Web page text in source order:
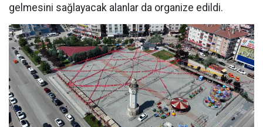
gelmesini sağlayacak alanlar da organize edildi.